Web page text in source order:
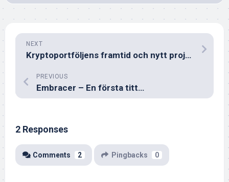
NEXT
Kryptoportföljens framtid och nytt projekt
PREVIOUS
Embracer – En första titt…
2 Responses
Comments 2 Pingbacks 0